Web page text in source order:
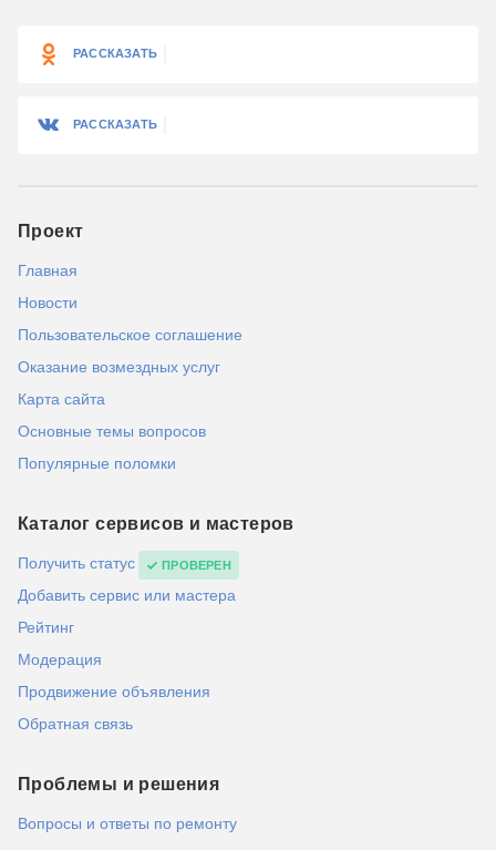
РАССКАЗАТЬ
РАССКАЗАТЬ
Проект
Главная
Новости
Пользовательское соглашение
Оказание возмездных услуг
Карта сайта
Основные темы вопросов
Популярные поломки
Каталог сервисов и мастеров
Получить статус ПРОВЕРЕН
Добавить сервис или мастера
Рейтинг
Модерация
Продвижение объявления
Обратная связь
Проблемы и решения
Вопросы и ответы по ремонту